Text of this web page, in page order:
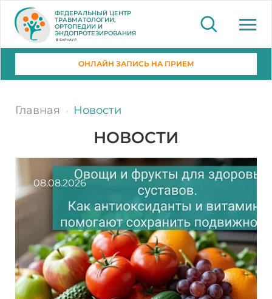
ФЕДЕРАЛЬНЫЙ ЦЕНТР
ТРАВМАТОЛОГИИ,
ОРТОПЕДИИ И
ЭНДОПРОТЕЗИРОВАНИЯ
БАРНАУЛ
ОНЛАЙН ЗАПИСЬ НА ПРИЕМ
Главная Новости
НОВОСТИ
08.08.2026